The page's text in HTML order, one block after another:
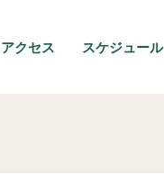
アクセス スケジュール